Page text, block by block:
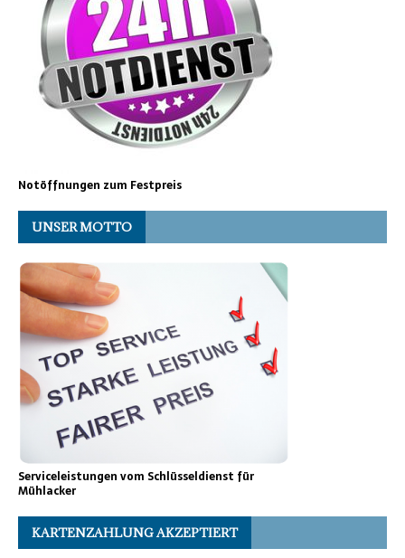
Notöffnungen zum Festpreis
UNSER MOTTO
Serviceleistungen vom Schlüsseldienst für
Mühlacker
KARTENZAHLUNG AKZEPTIERT